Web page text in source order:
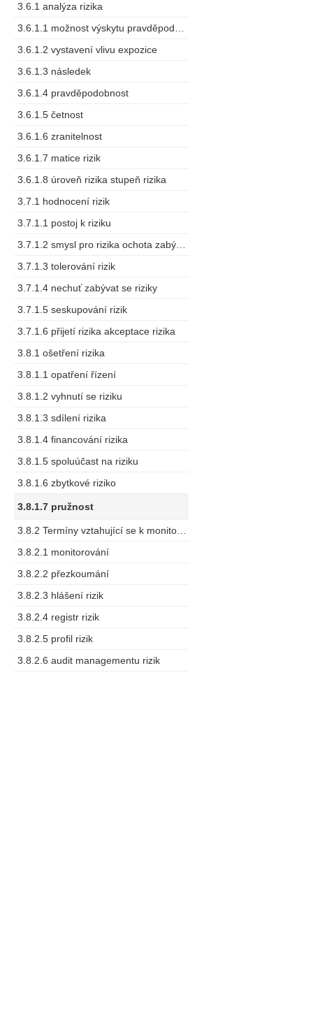
3.6.1 analýza rizika
3.6.1.2 vystavení vlivu expozice
3.6.1.3 následek
3.6.1.4 pravděpodobnost
3.6.1.5 četnost
3.6.1.6 zranitelnost
3.6.1.7 matice rizik
3.6.1.8 úroveň rizika stupeň rizika
3.7.1 hodnocení rizik
3.7.1.1 postoj k riziku
3.7.1.3 tolerování rizik
3.7.1.4 nechuť zabývat se riziky
3.7.1.5 seskupování rizik
3.7.1.6 přijetí rizika akceptace rizika
3.8.1 ošetření rizika
3.8.1.1 opatření řízení
3.8.1.2 vyhnutí se riziku
3.8.1.3 sdílení rizika
3.8.1.4 financování rizika
3.8.1.5 spoluúčast na riziku
3.8.1.6 zbytkové riziko
3.8.1.7 pružnost
3.8.2.1 monitorování
3.8.2.2 přezkoumání
3.8.2.3 hlášení rizik
3.8.2.4 registr rizik
3.8.2.5 profil rizik
3.8.2.6 audit managementu rizik